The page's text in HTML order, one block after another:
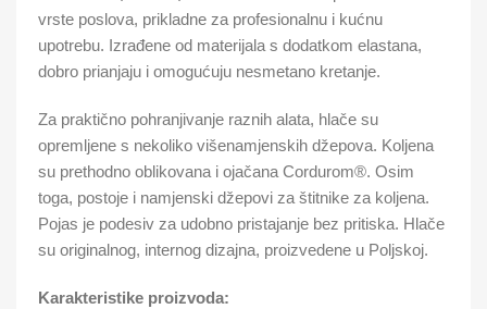
vrste poslova, prikladne za profesionalnu i kućnu
upotrebu. Izrađene od materijala s dodatkom elastana,
dobro prianjaju i omogućuju nesmetano kretanje.
Za praktično pohranjivanje raznih alata, hlače su
opremljene s nekoliko višenamjenskih džepova. Koljena
su prethodno oblikovana i ojačana Cordurom®. Osim
toga, postoje i namjenski džepovi za štitnike za koljena.
Pojas je podesiv za udobno pristajanje bez pritiska. Hlače
su originalnog, internog dizajna, proizvedene u Poljskoj.
Karakteristike proizvoda: